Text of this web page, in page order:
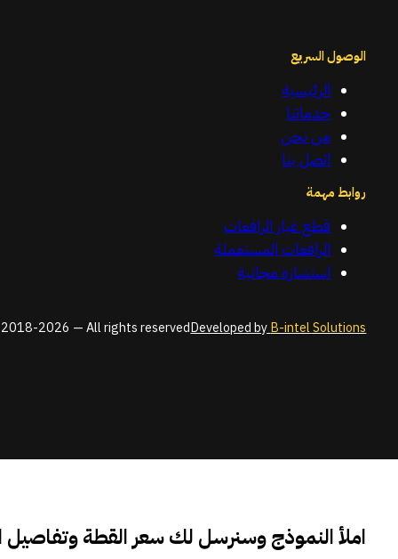
الوصول السريع
الرئيسية
خدماتنا
من نحن
اتصل بنا
روابط مهمة
قطع غيار الرافعات
الرافعات المستعملة
استشارة مجانية
2026 — All rights reservedDeveloped byB-intel Solutions
املأ النموذج وسنرسل لك سعر القطة